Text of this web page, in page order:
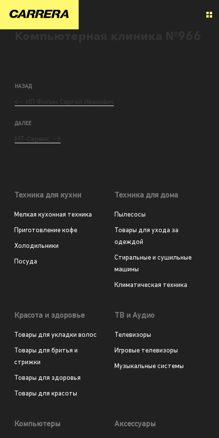
НАЗАД
ДАЛЕЕ
Техника для кухни
Мелкая кухонная техника
Приготовление кофе
Холодильники
Посуда
Техника для дома
Пылесосы
Товары для ухода за
одеждой
Стиральные и сушильные
машины
Климатическая техника
Красота и здоровье
Товары для укладки волос
Товары для бритья и
стрижки
Товары для здоровья
Товары для красоты
ТВ и Аудио
Телевизоры
Игровые телевизоры
Музыкальные системы
Компьютеры Аксессуары